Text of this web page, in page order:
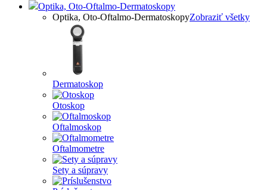
Optika, Oto-Oftalmo-Dermatoskopy
Optika, Oto-Oftalmo-DermatoskopyZobraziť všetky
Dermatoskop
Otoskop
Oftalmoskop
Oftalmometre
Sety a súpravy